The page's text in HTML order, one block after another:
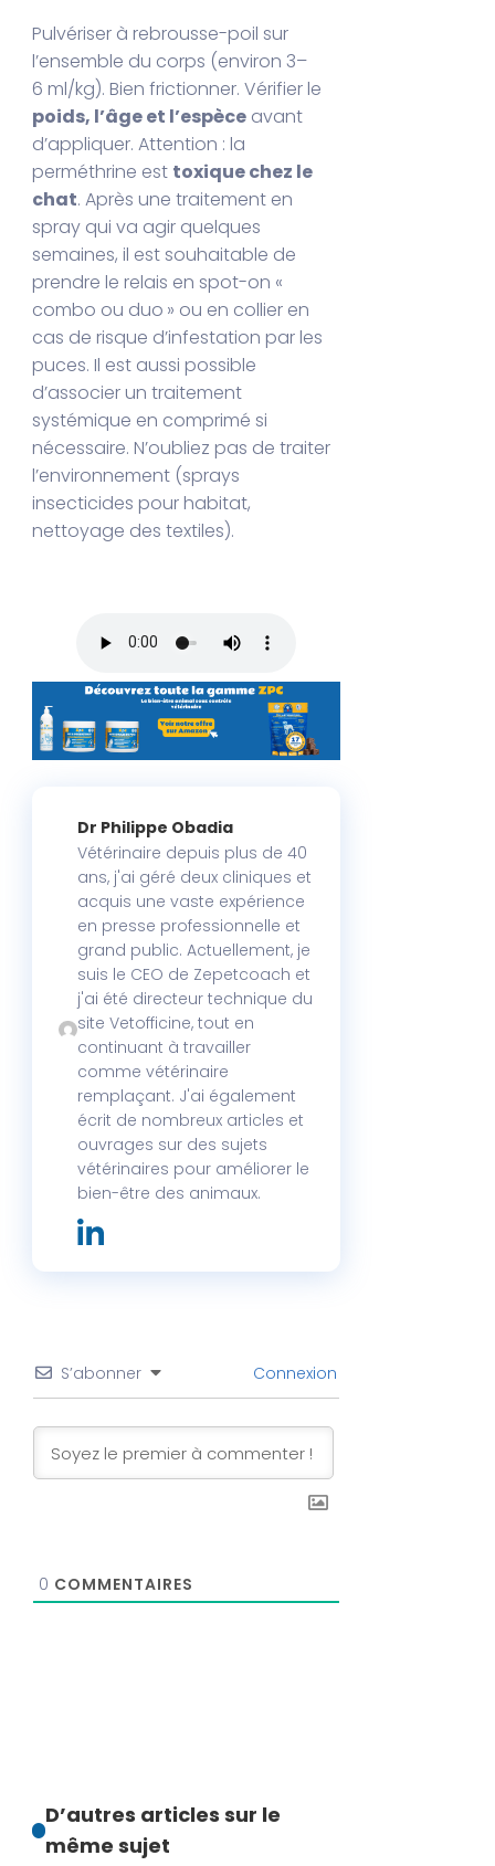
Pulvériser à rebrousse-poil sur
l’ensemble du corps (environ 3–
6 ml/kg). Bien frictionner. Vérifier le
poids, l’âge et l’espèce avant
d’appliquer. Attention : la
perméthrine est toxique chez le
chat. Après une traitement en
spray qui va agir quelques
semaines, il est souhaitable de
prendre le relais en spot-on «
combo ou duo » ou en collier en
cas de risque d’infestation par les
puces. Il est aussi possible
d’associer un traitement
systémique en comprimé si
nécessaire. N’oubliez pas de traiter
l’environnement (sprays
insecticides pour habitat,
nettoyage des textiles).
Dr Philippe Obadia
Vétérinaire depuis plus de 40
ans, j'ai géré deux cliniques et
acquis une vaste expérience
en presse professionnelle et
grand public. Actuellement, je
suis le CEO de Zepetcoach et
j'ai été directeur technique du
site Vetofficine, tout en
continuant à travailler
comme vétérinaire
remplaçant. J'ai également
écrit de nombreux articles et
ouvrages sur des sujets
vétérinaires pour améliorer le
bien-être des animaux.
S’abonner Connexion
0 COMMENTAIRES
D’autres articles sur le
même sujet